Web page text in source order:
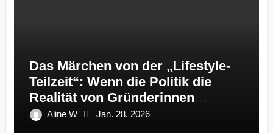
Das Märchen von der „Lifestyle-
Teilzeit“: Wenn die Politik die
Realität von Gründerinnen
ignoriert
Aline W Jan. 28, 2026